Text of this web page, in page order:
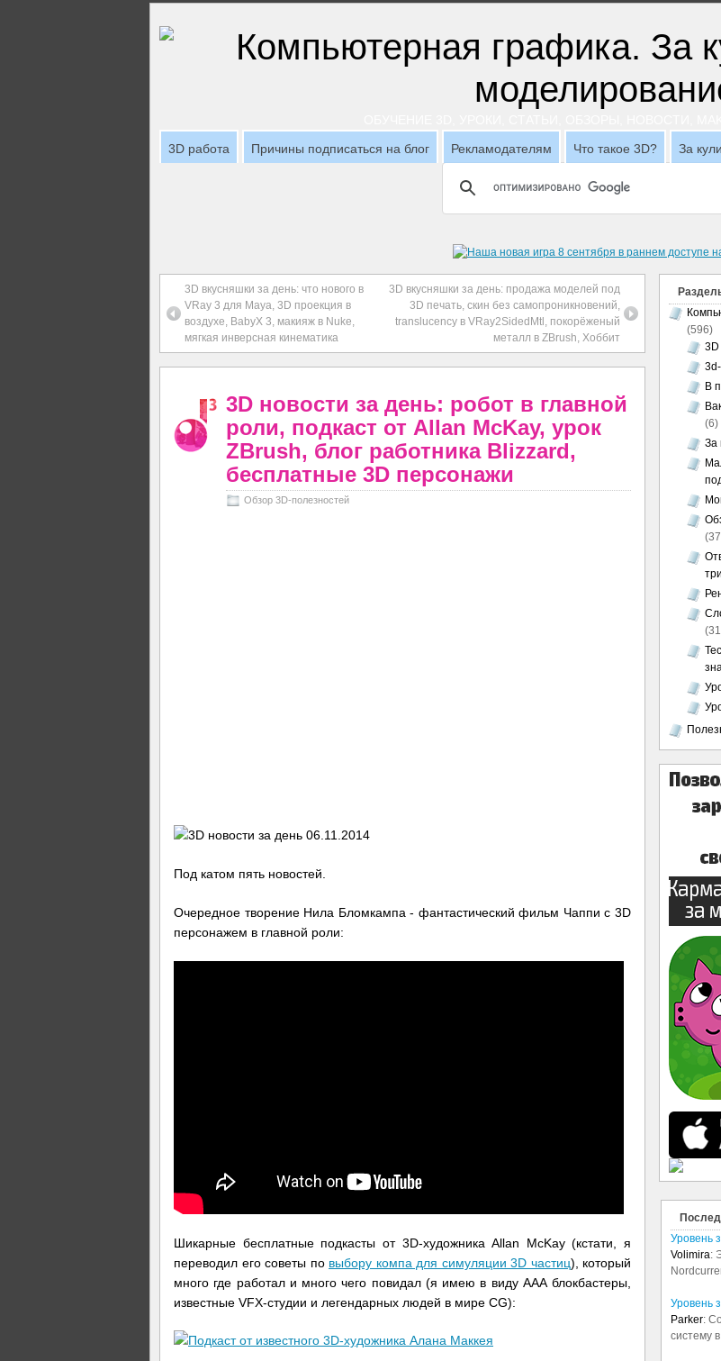
3D работа
Причины подписаться на блог Рекламодателям Что такое 3D? За
3D вкусняшки за день: что нового в
VRay 3 для Maya, 3D проекция в
воздухе, BabyX 3, макияж в Nuke,
мягкая инверсная кинематика
3D вкусняшки за день: продажа моделей под
3D печать, скин без самопроникновений,
translucency в VRay2SidedMtl, покорёженый
металл в ZBrush, Хоббит
3D новости за день: робот в главной
роли, подкаст от Allan McKay, урок
ZBrush, блог работника Blizzard,
бесплатные 3D персонажи
Обзор 3D-полезностей
Под катом пять новостей.
Очередное творение Нила Бломкампа - фантастический фильм Чаппи с 3D
персонажем в главной роли:
Шикарные бесплатные подкасты от 3D-художника Allan McKay (кстати, я
переводил его советы по выбору компа для симуляции 3D частиц), который
много где работал и много чего повидал (я имею в виду ААА блокбастеры,
известные VFX-студии и легендарных людей в мире CG):
(596)
3D
В
(6)
За
Уровень
Volimira:
Уровень
Parker:
систему